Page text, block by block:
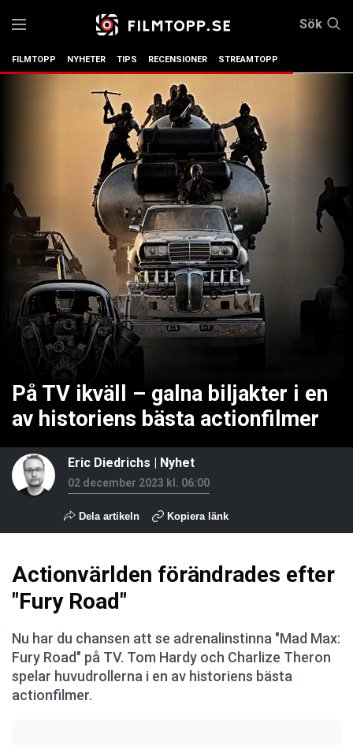
Sök
FILMTOPP NYHETER TIPS RECENSIONER STREAMTOPP
På TV ikväll – galna biljakter i en
av historiens bästa actionfilmer
Eric Diedrichs | Nyhet
02 december 2023 kl. 06:00
Dela artikeln Kopiera länk
Actionvärlden förändrades efter
"Fury Road"
Nu har du chansen att se adrenalinstinna "Mad Max:
Fury Road" på TV. Tom Hardy och Charlize Theron
spelar huvudrollerna i en av historiens bästa
actionfilmer.